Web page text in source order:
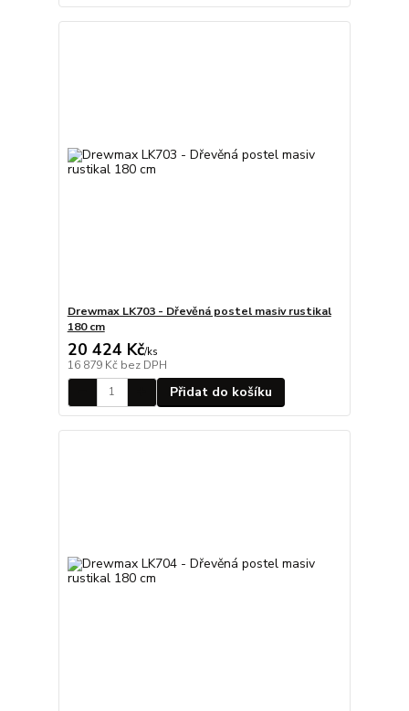
Drewmax LK703 - Dřevěná postel masiv rustikal
180 cm
20 424 Kč/ks
16 879 Kč bez DPH
Přidat do košíku